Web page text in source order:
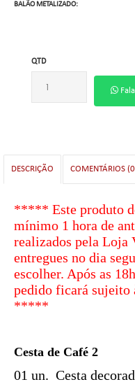
BALÃO METALIZADO:
QTD
DESCRIÇÃO COMENTÁRIOS
***** Este produto
mínimo 1 hora de
realizados pela Loja
entregues no dia
escolher. Após as
pedido ficará sujeito
*****
Cesta de Café 2
01 un. Cesta